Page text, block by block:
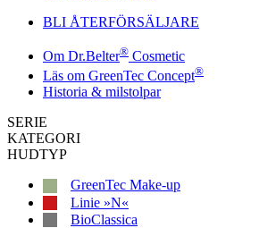
BLI ÅTERFÖRSÄLJARE
Om Dr.Belter® Cosmetic
Läs om GreenTec Concept®
Historia & milstolpar
SERIE
KATEGORI
HUDTYP
GreenTec Make-up
Linie »N«
BioClassica